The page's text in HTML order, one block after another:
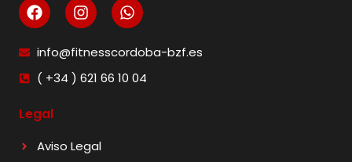
info@fitnesscordoba-bzf.es
( +34 ) 621 66 10 04
Legal
Aviso Legal